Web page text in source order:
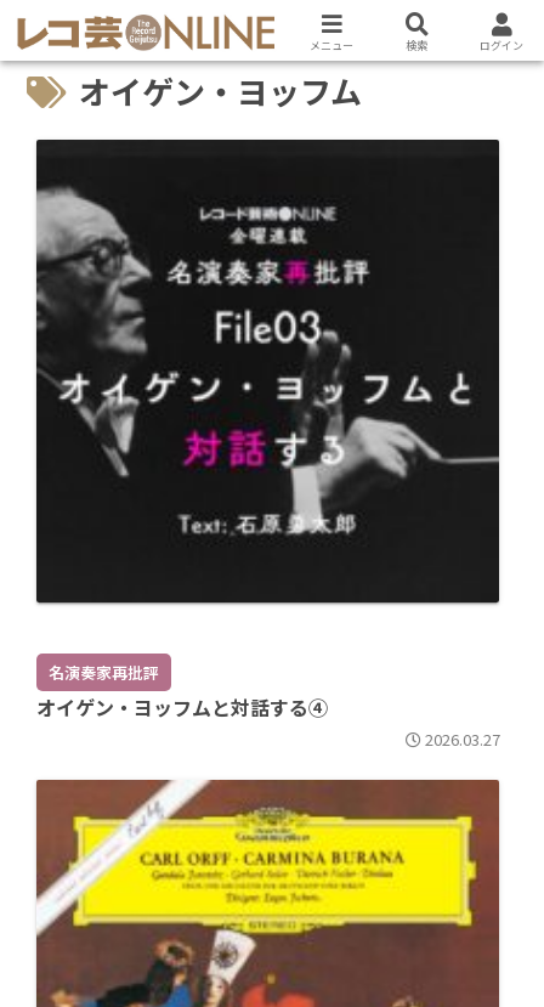
オイゲン・ヨッフム
名演奏家再批評
オイゲン・ヨッフムと対話する④
2026.03.27
メニュー 検索 ログイン